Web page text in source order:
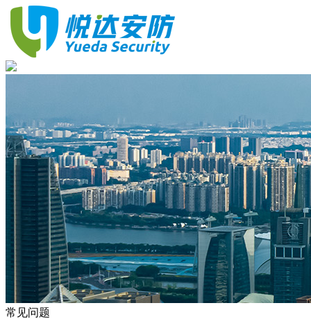
常见问题